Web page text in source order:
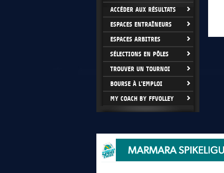
ACCÉDER AUX RÉSULTATS
ESPACES ENTRAÎNEURS
ESPACES ARBITRES
SÉLECTIONS EN PÔLES
TROUVER UN TOURNOI
BOURSE À L'EMPLOI
MY COACH BY FFVOLLEY